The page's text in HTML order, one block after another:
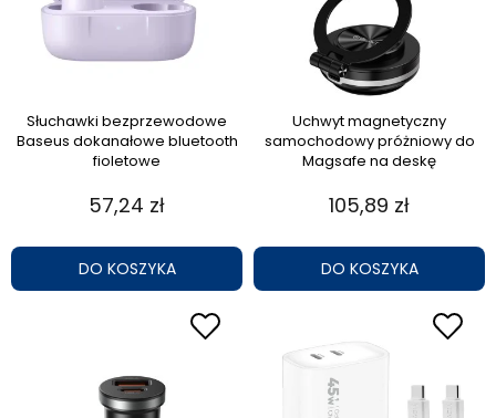
Słuchawki bezprzewodowe
Baseus dokanałowe bluetooth
fioletowe
57,24 zł
DO KOSZYKA
Uchwyt magnetyczny
samochodowy próżniowy do
Magsafe na deskę
105,89 zł
DO KOSZYKA